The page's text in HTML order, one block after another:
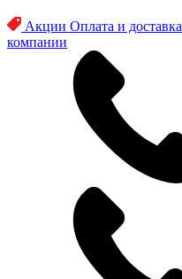
Акции Оплата и доставка
компании